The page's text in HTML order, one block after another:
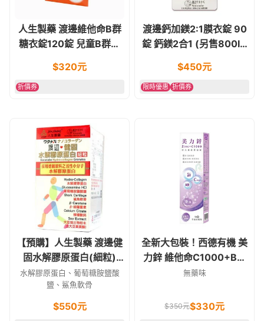
人生製藥 渡邊維他命B群
糖衣錠120錠 兒童B群亦
$320元
折價券
渡邊鈣加鎂2:1膜衣錠 90
錠 鈣鎂2合1 (另售800IU
$450元
限時優惠 折價券
【預購】人生製藥 渡邊健
固水解膠原蛋白(細粒)
100g
水解膠原蛋白、葡萄糖胺鹽酸
鹽、鯊魚軟骨
$550元
全新大包裝！西德有機 美
力鋅 維他命C1000+B群
+鋅 發泡錠 葡萄口味 15錠
無藥味
$350元$330元